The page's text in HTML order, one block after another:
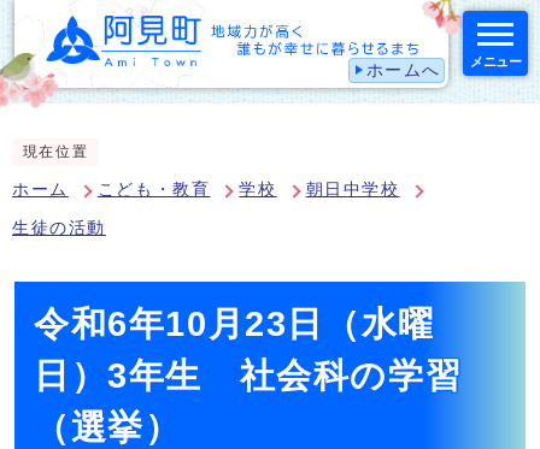
ホームへ メニュー
現在位置
ホーム こども・教育 学校 朝日中学校
生徒の活動
令和6年10月23日（水曜
日）3年生 社会科の学習
（選挙）